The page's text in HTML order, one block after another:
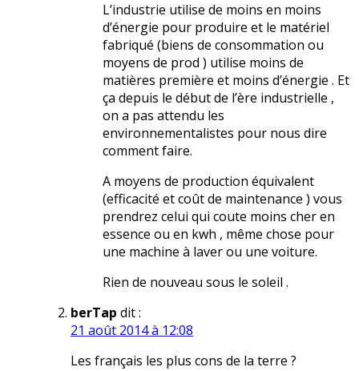
L’industrie utilise de moins en moins
d’énergie pour produire et le matériel
fabriqué (biens de consommation ou
moyens de prod ) utilise moins de
matières première et moins d’énergie . Et
ça depuis le début de l’ère industrielle ,
on a pas attendu les
environnementalistes pour nous dire
comment faire.
A moyens de production équivalent
(efficacité et coût de maintenance ) vous
prendrez celui qui coute moins cher en
essence ou en kwh , même chose pour
une machine à laver ou une voiture.
Rien de nouveau sous le soleil .
berTap dit :
21 août 2014 à 12:08
Les français les plus cons de la terre ?